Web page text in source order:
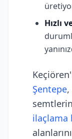
Hızlı
Şentepe,
ilaçlama